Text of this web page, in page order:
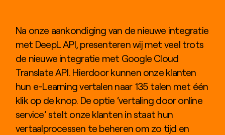
Na onze aankondiging van de nieuwe integratie
met DeepL API, presenteren wij met veel trots
de nieuwe integratie met Google Cloud
Translate API. Hierdoor kunnen onze klanten
hun e-Learning vertalen naar 135 talen met één
klik op de knop. De optie ‘vertaling door online
service’ stelt onze klanten in staat hun
vertaalprocessen te beheren om zo tijd en